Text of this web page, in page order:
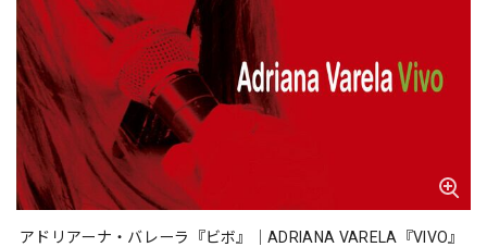
アドリアーナ・バレーラ『ビボ』｜ADRIANA VARELA『VIVO』